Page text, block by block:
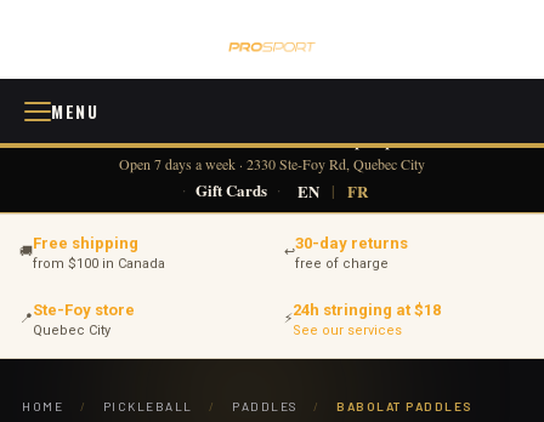
MENU
☎ 418 380-0775 ✉ info@tennisprosport.com
Open 7 days a week · 2330 Ste-Foy Rd, Quebec City
· Gift Cards · EN | FR
🚚Free shipping
from $100 in Canada
↩30-day returns
free of charge
📍Ste-Foy store
Quebec City
⚡24h stringing at $18
See our services
HOME / PICKLEBALL / PADDLES / BABOLAT PADDLES